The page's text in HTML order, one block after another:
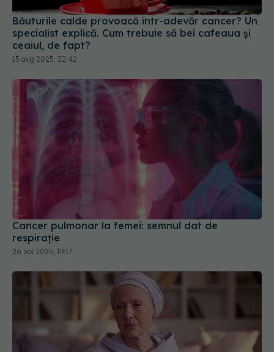
Băuturile calde provoacă într-adevăr cancer? Un
specialist explică. Cum trebuie să bei cafeaua și
ceaiul, de fapt?
15 aug 2025, 22:42
Cancer pulmonar la femei: semnul dat de
respirație
26 noi 2025, 19:17